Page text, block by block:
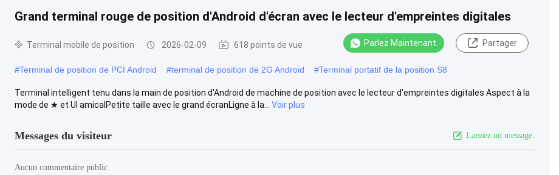
Grand terminal rouge de position d'Android d'écran avec le lecteur d'empreintes digitales
Terminal mobile de position 2026-02-09 618 points de vue Parlez Maintenant. Partager
#Terminal de position de PCI Android #terminal de position de 2G Android #Terminal portatif de la position S8
Terminal intelligent tenu dans la main de position d'Android de machine de position avec le lecteur d'empreintes digitales Aspect à la
mode de ★ et UI amicalPetite taille avec le grand écranLigne à la...
Voir plus
Messages du visiteur Laissez un message.
Aucun commentaire public